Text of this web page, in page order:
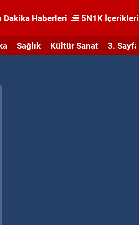
Dakika Haberleri 5N1K İçerikleri
Sağlık Kültür Sanat 3. Sayfa